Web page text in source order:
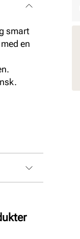
smart
en